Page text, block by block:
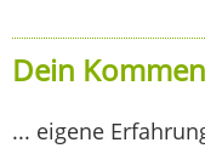
Dein
... eigene